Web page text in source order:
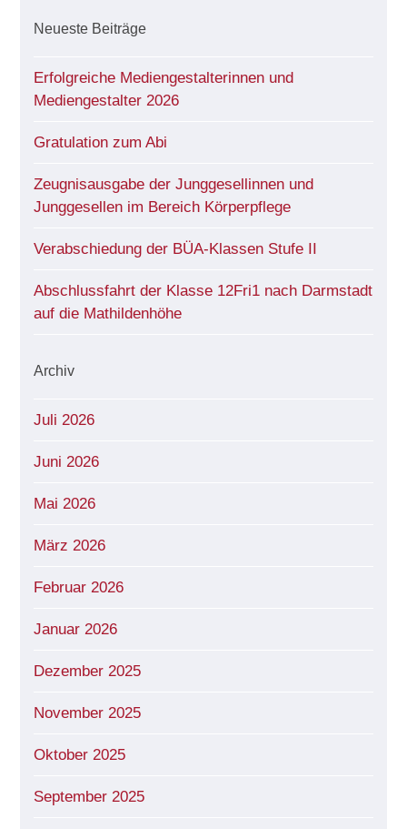
Neueste Beiträge
Erfolgreiche Mediengestalterinnen und
Mediengestalter 2026
Gratulation zum Abi
Zeugnisausgabe der Junggesellinnen und
Junggesellen im Bereich Körperpflege
Verabschiedung der BÜA-Klassen Stufe II
Abschlussfahrt der Klasse 12Fri1 nach Darmstadt
auf die Mathildenhöhe
Archiv
Juli 2026
Juni 2026
Mai 2026
März 2026
Februar 2026
Januar 2026
Dezember 2025
November 2025
Oktober 2025
September 2025